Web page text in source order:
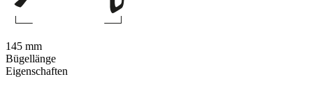
Eigenschaften
145 mm
Bügellänge